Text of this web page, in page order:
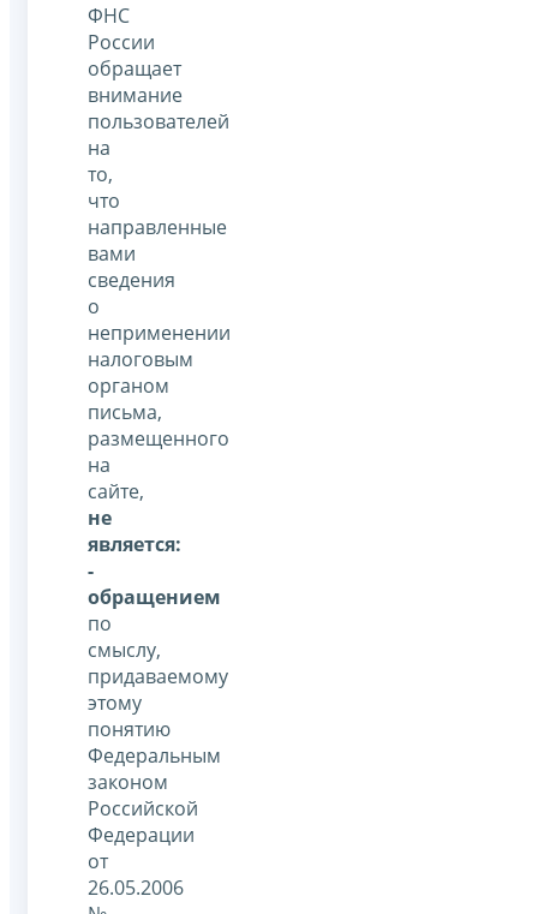
ФНС
России
обращает
внимание
пользователей
на
то,
что
направленные
вами
сведения
о
неприменении
налоговым
органом
письма,
размещенного
на
сайте,
не
является:
-
обращением
по
смыслу,
придаваемому
этому
понятию
Федеральным
законом
Российской
Федерации
от
26.05.2006